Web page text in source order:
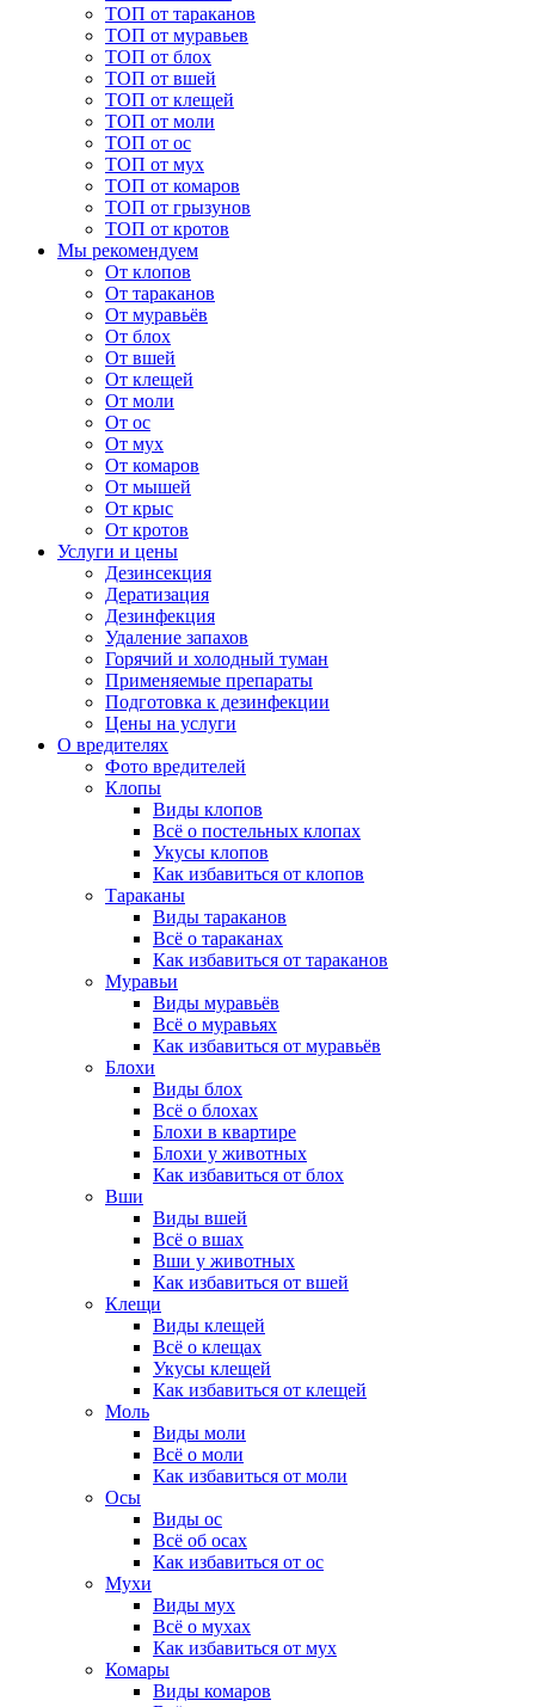
ТОП от тараканов
ТОП от муравьев
ТОП от блох
ТОП от вшей
ТОП от клещей
ТОП от моли
ТОП от ос
ТОП от мух
ТОП от комаров
ТОП от грызунов
ТОП от кротов
Мы рекомендуем
От клопов
От тараканов
От муравьёв
От блох
От вшей
От клещей
От моли
От ос
От мух
От комаров
От мышей
От крыс
От кротов
Услуги и цены
Дезинсекция
Дератизация
Дезинфекция
Удаление запахов
Горячий и холодный туман
Применяемые препараты
Подготовка к дезинфекции
Цены на услуги
О вредителях
Фото вредителей
Клопы
Виды клопов
Всё о постельных клопах
Укусы клопов
Как избавиться от клопов
Тараканы
Виды тараканов
Всё о тараканах
Как избавиться от тараканов
Муравьи
Виды муравьёв
Всё о муравьях
Как избавиться от муравьёв
Блохи
Виды блох
Всё о блохах
Блохи в квартире
Блохи у животных
Как избавиться от блох
Вши
Виды вшей
Всё о вшах
Вши у животных
Как избавиться от вшей
Клещи
Виды клещей
Всё о клещах
Укусы клещей
Как избавиться от клещей
Моль
Виды моли
Всё о моли
Как избавиться от моли
Осы
Виды ос
Всё об осах
Как избавиться от ос
Мухи
Виды мух
Всё о мухах
Как избавиться от мух
Комары
Виды комаров